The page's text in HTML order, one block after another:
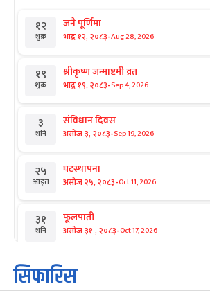
१२
शुक्र
जनै पूर्णिमा
भाद्र १२, २०८३-Aug 28, 2026
१९
शुक्र
श्रीकृष्ण जन्माष्टमी व्रत
भाद्र १९, २०८३-Sep 4, 2026
३
शनि
संविधान दिवस
असोज ३, २०८३-Sep 19, 2026
२५
आइत
घटस्थापना
असोज २५, २०८३-Oct 11, 2026
३१
शनि
फूलपाती
असोज ३१ , २०८३-Oct 17, 2026
१
आइत
कार्तिक सङ्क्रान्ति
कार्तिक १, २०८३
सिफारिस